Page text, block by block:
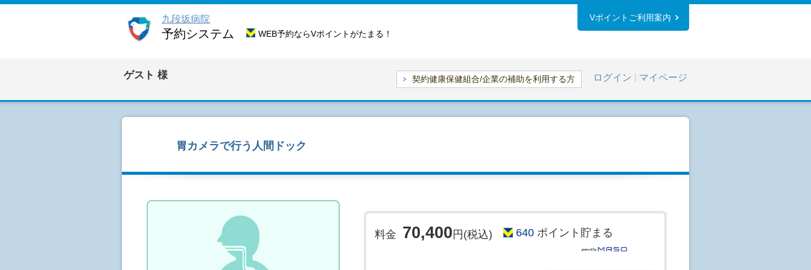
九段坂病院
予約システム WEB予約ならVポイントがたまる！
Vポイントご利用案内
ゲスト 様 契約健康保健組合/企業の補助を利用する方 ログイン マイページ
胃カメラで行う人間ドック
料金 70,400円(税込) 640 ポイント貯まる